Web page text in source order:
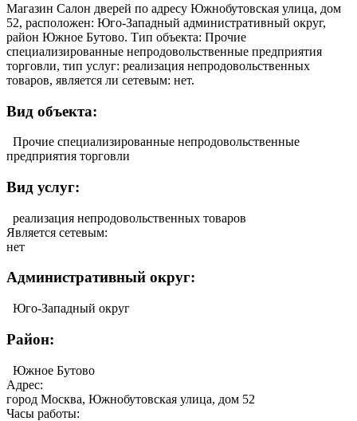
Магазин Салон дверей по адресу Южнобутовская улица, дом
52, расположен: Юго-Западный административный округ,
район Южное Бутово. Тип объекта: Прочие
специализированные непродовольственные предприятия
торговли, тип услуг: реализация непродовольственных
товаров, является ли сетевым: нет.
Вид объекта:
Прочие специализированные непродовольственные
предприятия торговли
Вид услуг:
реализация непродовольственных товаров
Является сетевым:
нет
Административный округ:
Юго-Западный округ
Район:
Южное Бутово
Адрес:
город Москва, Южнобутовская улица, дом 52
Часы работы: